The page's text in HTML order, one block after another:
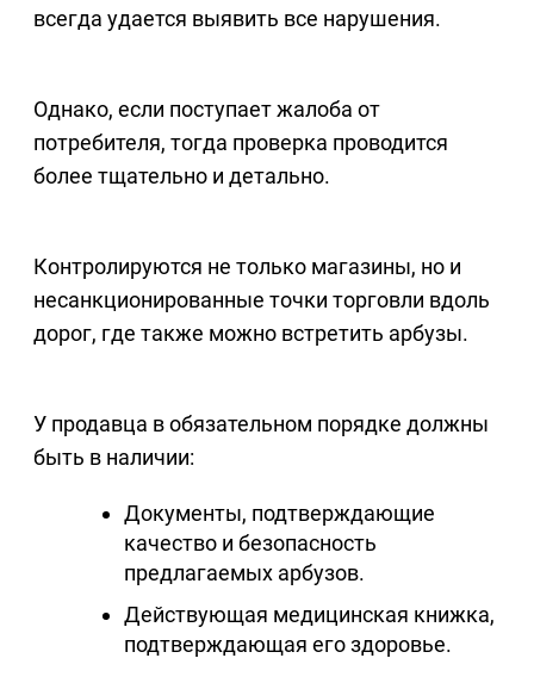
всегда удается выявить все нарушения.
Однако, если поступает жалоба от
потребителя, тогда проверка проводится
более тщательно и детально.
Контролируются не только магазины, но и
несанкционированные точки торговли вдоль
дорог, где также можно встретить арбузы.
У продавца в обязательном порядке должны
быть в наличии:
Документы, подтверждающие
качество и безопасность
предлагаемых арбузов.
Действующая медицинская книжка,
подтверждающая его здоровье.